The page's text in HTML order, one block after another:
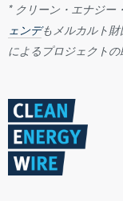
* クリーン・エナジー
ェンデもメルカルト
によるプロジェクトの